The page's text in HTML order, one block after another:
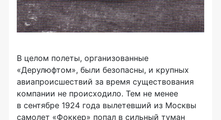
В целом полеты, организованные
«Дерулюфтом», были безопасны, и крупных
авиапроисшествий за время существования
компании не происходило. Тем не менее
в сентябре 1924 года вылетевший из Москвы
самолет «Фоккер» попал в сильный туман